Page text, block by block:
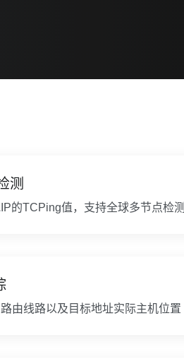
测
的TCPing值，支持全球多节点检测
由线路以及目标地址实际主机位置